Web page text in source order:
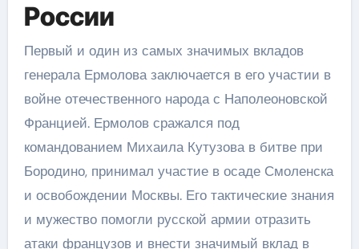
России
Первый и один из самых значимых вкладов
генерала Ермолова заключается в его участии в
войне отечественного народа с Наполеоновской
Францией. Ермолов сражался под
командованием Михаила Кутузова в битве при
Бородино, принимал участие в осаде Смоленска
и освобождении Москвы. Его тактические знания
и мужество помогли русской армии отразить
атаки французов и внести значимый вклад в